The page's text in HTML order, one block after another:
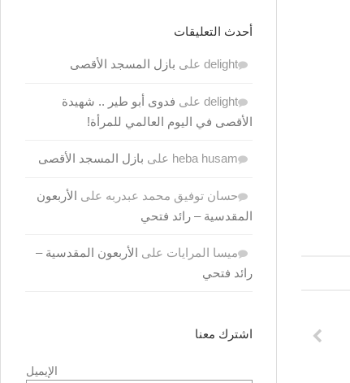
أحدث التعليقات
delight على بازل المسجد الأقصى
delight على فدوى أبو طير .. شهيدة
الأقصى في اليوم العالمي للمرأة!
heba husam على بازل المسجد الأقصى
حسان توفيق محمد عبدربه على الأربعون
المقدسية – رائد فتحي
ميسا المرايات على الأربعون المقدسية –
رائد فتحي
اشترك معنا
الإيميل